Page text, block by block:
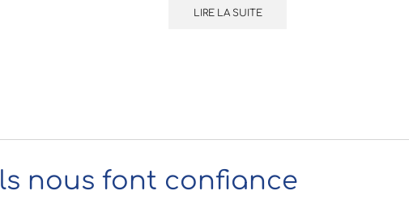
LIRE LA SUITE
Ils nous font confiance